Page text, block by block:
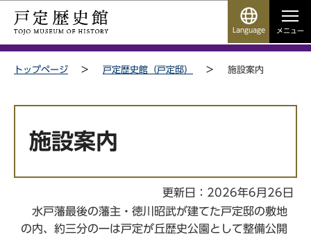
ペ
ト
このページの本文へ移動
Language メニュー
サイトメニューここまで
トップページ 戸定歴史館（戸定邸） 施設案内
施設案内
更新日：2026年6月26日
水戸藩最後の藩主・徳川昭武が建てた戸定邸の敷地
の内、約三分の一は戸定が丘歴史公園として整備公開